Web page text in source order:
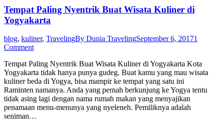
Tempat Paling Nyentrik Buat Wisata Kuliner di
Yogyakarta
blog, kuliner, TravelingBy Dunia TravelingSeptember 6, 20171
Comment
Tempat Paling Nyentrik Buat Wisata Kuliner di Yogyakarta Kota
Yogyakarta tidak hanya punya gudeg. Buat kamu yang mau wisata
kuliner beda di Yogya, bisa mampir ke tempat yang satu ini
Raminten namanya. Anda yang pernah berkunjung ke Yogya tentu
tidak asing lagi dengan nama rumah makan yang menyajikan
penamaan menu-menunya yang nyeleneh. Pemiliknya adalah
seniman…